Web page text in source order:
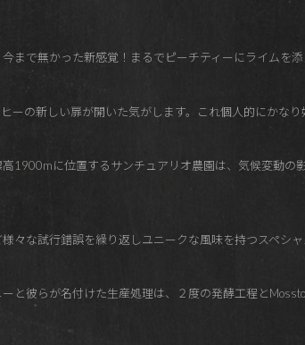
まで無かった新感覚！まるでピーチティーにライムを添
ーの新しい扉が開いた気がします。これ個人的にかなり
1900mに位置するサンチュアリオ農園は、気候変動
々な試行錯誤を繰り返しユニークな風味を持つスペシャ
と彼らが名付けた生産処理は、２度の発酵工程と